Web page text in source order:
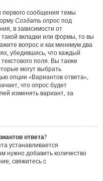
первого сообщения темы
Создать опрос под
в зависимости от
вкладки или формы, то вы
вопрос и как минимум два
убедившись, что каждый
поля. Вы также
могут выбрать
опции «Вариантов ответа»,
что опрос будет
изменять вариант, за
ответа?
устанавливается
нужно добавить количество
свяжитесь с